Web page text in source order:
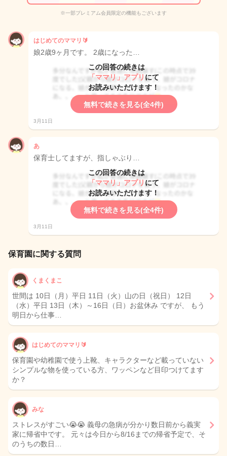
※一部プレミアム会員限定の機能もございます
はじめてのママリ🔰
娘2歳9ヶ月です。 2歳になった…
この回答の続きは
「ママリ」アプリ にて
お読みいただけます！
無料で続きを見る(全4件)
3月11日
あ
保育士してますが、指しゃぶり…
この回答の続きは
「ママリ」アプリ にて
お読みいただけます！
無料で続きを見る(全4件)
3月11日
保育園に関する質問
くまくまこ
世間は 10日（月）平日 11日（火）山の日（祝日） 12日
（水）平日 13日（木）～16日（日）お盆休み ですが、 もう
明日から仕事…
はじめてのママリ🔰
保育園や幼稚園で使う上靴、キャラクターなど載っていない
シンプルな物を使っている方、ワッペンなど目印つけてます
か？
みな
ストレスがすごい😭😭 義母の急病が分かり数日前から義実
家に帰省中です。 元々は今日から8/16までの帰省予定で、そ
のうちの数日…